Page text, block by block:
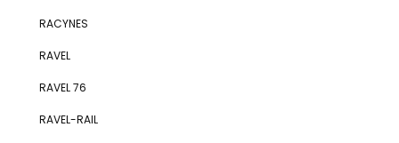
RACYNES
RAVEL
RAVEL 76
RAVEL-RAIL